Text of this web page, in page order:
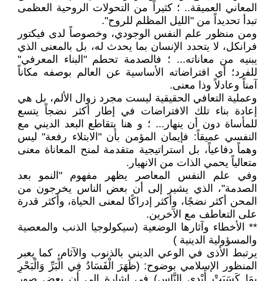
المعاني العميقة.. ؛ كثيراً من التحولات الروحية العظمى
تبدأ تحديداً من "الليل المظلم للروح".
ومن منظور علم النفس الوجودي، وخصوصاً لدى فيكتور
فرانكل، لا يتحدد الإنسان بما يحدث له، بل بالمعنى الذي
يبنيه من معاناته... ؛ فالصدمة تحطم "البناء المعرفي"
للفرد؛ أي افتراضاته الأساسية عن العالم بوصفه مكاناً
آمناً وعادلاً وذا معنى.
وعملية التعافي الحقيقية ليست مجرد زوال الألم، بل هي
إعادة بناء تلك الافتراضات في إطار أكثر نضجاً يتسع
للمأساة دون أن ينهار... ؛ و هنا يتقاطع البعد الديني مع
النفسي عميقاً: فإيمان المؤمن بأن "الابتلاء رفعة" ليس
وهماً دفاعياً، بل استراتيجية متقدمة لمنح المعاناة معنى
متعالياً يحمي الذات من الانهيار.
وفي علم النفس المعاصر يظهر مفهوم "النمو بعد
الصدمة"، الذي يشير إلى أن بعض الناس يخرجون من
المحن أكثر نضجًا، وأكثر إدراكًا لمعنى الحياة، وأكثر قدرة
على التعاطف مع الآخرين.
** الأخطاء وآثارها الوضعية (سيكولوجيا الذنب والمعصية
والمسؤولية الدينية )
يرتبط الأذى في الوعي الديني بالذنوب والآثام، كما يعبر
المنظور الإسلامي بوضوح: (ظَهَرَ الْفَسَادُ فِي الْبَرِّ وَالْبَحْرِ